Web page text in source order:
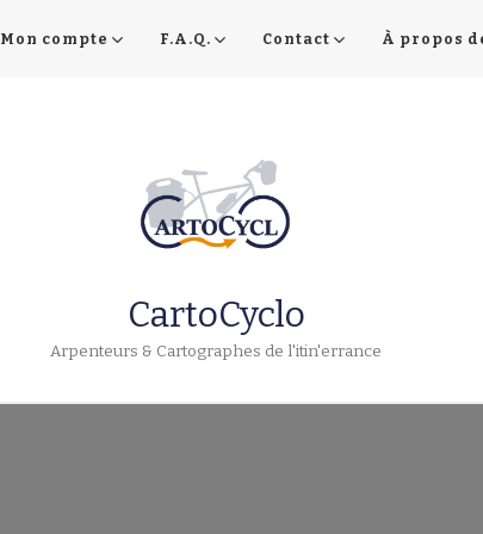
Mon compte F.A.Q. Contact À propos
CartoCyclo
Arpenteurs & Cartographes de l'itin'errance